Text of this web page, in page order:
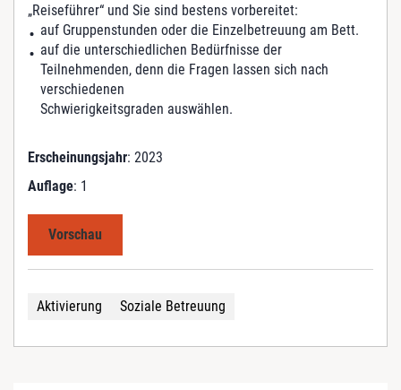
„Reiseführer“ und Sie sind bestens vorbereitet:
auf Gruppenstunden oder die Einzelbetreuung am Bett.
auf die unterschiedlichen Bedürfnisse der
Teilnehmenden, denn die Fragen lassen sich nach
verschiedenen
Schwierigkeitsgraden auswählen.
Erscheinungsjahr: 2023
Auflage: 1
Vorschau
Aktivierung Soziale Betreuung